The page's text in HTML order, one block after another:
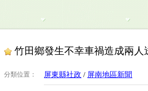
竹田鄉發生不幸車禍造成兩人
分類位置 ： 屏東縣社政 / 屏南地區新聞